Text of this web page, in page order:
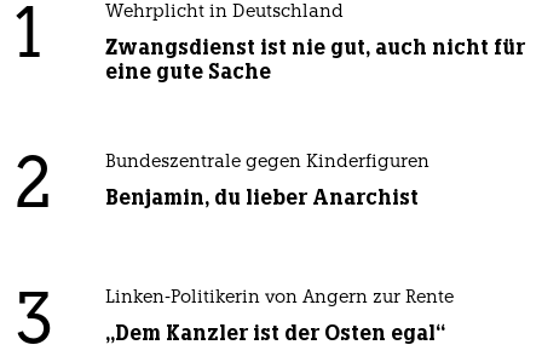
1 Wehrplicht in Deutschland
Zwangsdienst ist nie gut, auch nicht für
eine gute Sache
2 Bundeszentrale gegen Kinderfiguren
Benjamin, du lieber Anarchist
3 Linken-Politikerin von Angern zur Rente
„Dem Kanzler ist der Osten egal“